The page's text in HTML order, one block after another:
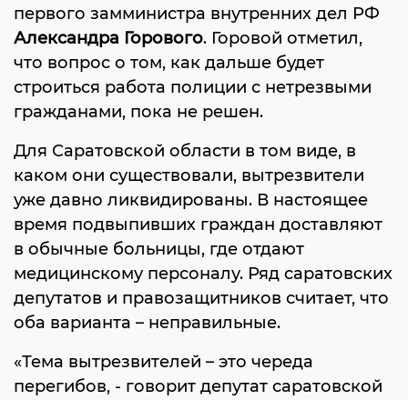
первого замминистра внутренних дел РФ
Александра Горового. Горовой отметил,
что вопрос о том, как дальше будет
строиться работа полиции с нетрезвыми
гражданами, пока не решен.
Для Саратовской области в том виде, в
каком они существовали, вытрезвители
уже давно ликвидированы. В настоящее
время подвыпивших граждан доставляют
в обычные больницы, где отдают
медицинскому персоналу. Ряд саратовских
депутатов и правозащитников считает, что
оба варианта – неправильные.
«Тема вытрезвителей – это череда
перегибов, - говорит депутат саратовской